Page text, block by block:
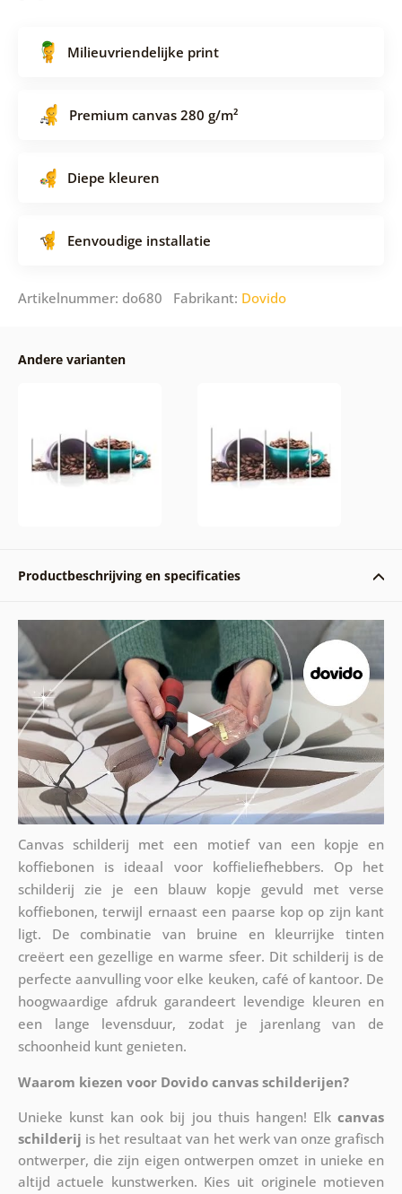
Milieuvriendelijke print
Premium canvas 280 g/m²
Diepe kleuren
Eenvoudige installatie
Artikelnummer: do680 Fabrikant: Dovido
Andere varianten
Productbeschrijving en specificaties
Canvas schilderij met een motief van een kopje en
koffiebonen is ideaal voor koffieliefhebbers. Op het
schilderij zie je een blauw kopje gevuld met verse
koffiebonen, terwijl ernaast een paarse kop op zijn kant
ligt. De combinatie van bruine en kleurrijke tinten
creëert een gezellige en warme sfeer. Dit schilderij is de
perfecte aanvulling voor elke keuken, café of kantoor. De
hoogwaardige afdruk garandeert levendige kleuren en
een lange levensduur, zodat je jarenlang van de
schoonheid kunt genieten.
Waarom kiezen voor Dovido canvas schilderijen?
Unieke kunst kan ook bij jou thuis hangen! Elkcanvas
schilderij is het resultaat van het werk van onze grafisch
ontwerper, die zijn eigen ontwerpen omzet in unieke en
altijd actuele kunstwerken. Kies uit originele motieven